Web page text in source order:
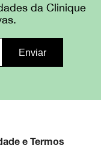
da Clinique
e Termos